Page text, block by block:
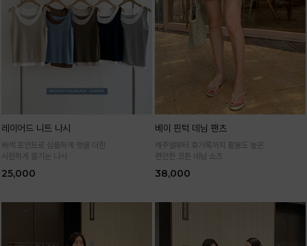
레이어드 니트 나시
배색 포인트로 심플하게 멋을 더한
시원하게 즐기는 나시
25,000
베이 핀턱 데님 팬츠
캐주얼부터 휴가룩까지 활용도 높은
편안한 코튼 데님 쇼츠
38,000